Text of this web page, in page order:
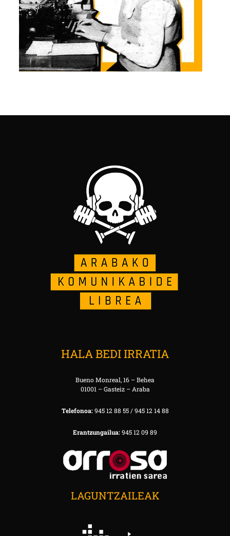
HALA BEDI IRRATIA
Bueno Monreal, 16 – Behea
01001 – Gasteiz – Araba
Telefonoa:945 12 88 55 / 945 12 14 88
Erantzungailua:945 12 09 89
LAGUNTZAILEAK